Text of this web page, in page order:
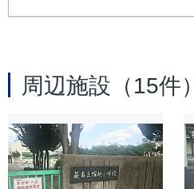
周辺施設（15件）